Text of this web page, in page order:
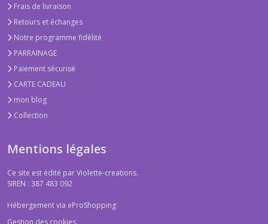
Frais de livraison
Retours et échanges
Notre programme fidélité
PARRAINAGE
Paiement sécurisé
CARTE CADEAU
mon blog
Collection
Mentions légales
Ce site est édité par Violette-creations.
SIREN : 387 483 092
Hébergement via eProShopping
Gestion des cookies